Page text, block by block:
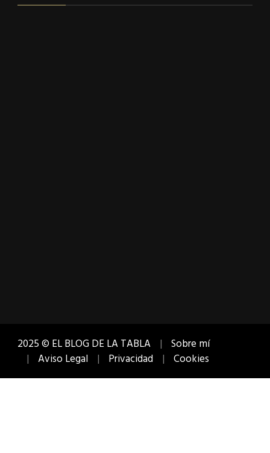
2025 © EL BLOG DE LA TABLA
Sobre mí
Aviso Legal
Privacidad Cookies